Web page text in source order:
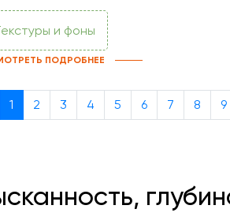
и фоны
ПОДРОБНЕЕ
1 2 3 4 5 6 7 8 9